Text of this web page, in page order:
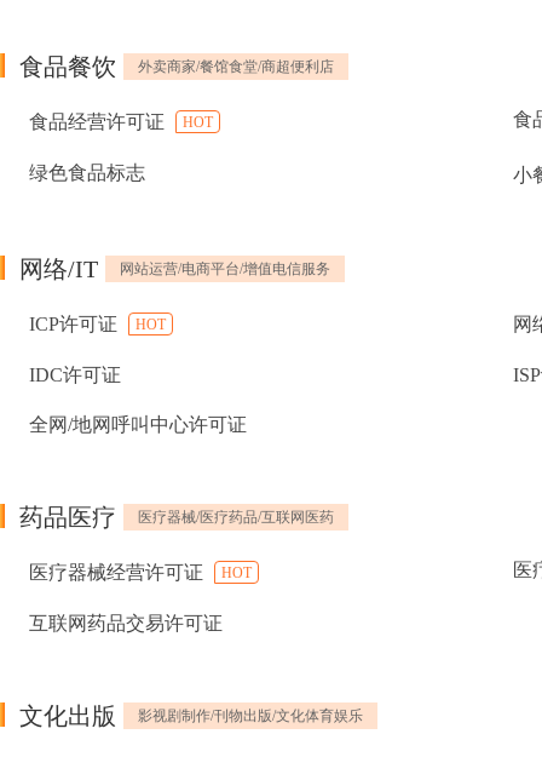
食品餐饮 外卖商家/餐馆食堂/商超便利店
食品经营许可证 HOT 食
绿色食品标志 小
网络/IT 网站运营/电商平台/增值电信服务
ICP许可证 HOT 网
IDC许可证
全网/地网呼叫中心许可证
药品医疗 医疗器械/医疗药品/互联网医药
医疗器械经营许可证 HOT 医
互联网药品交易许可证
文化出版 影视剧制作/刊物出版/文化体育娱乐